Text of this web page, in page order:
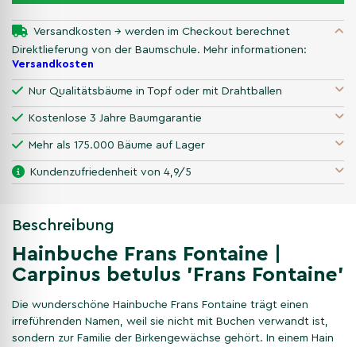
Versandkosten → werden im Checkout berechnet
Direktlieferung von der Baumschule. Mehr informationen:
Versandkosten
Nur Qualitätsbäume in Topf oder mit Drahtballen
Kostenlose 3 Jahre Baumgarantie
Mehr als 175.000 Bäume auf Lager
Kundenzufriedenheit von 4,9/5
Beschreibung
Hainbuche Frans Fontaine |
Carpinus betulus 'Frans Fontaine'
Die wunderschöne Hainbuche Frans Fontaine trägt einen
irreführenden Namen, weil sie nicht mit Buchen verwandt ist,
sondern zur Familie der Birkengewächse gehört. In einem Hain